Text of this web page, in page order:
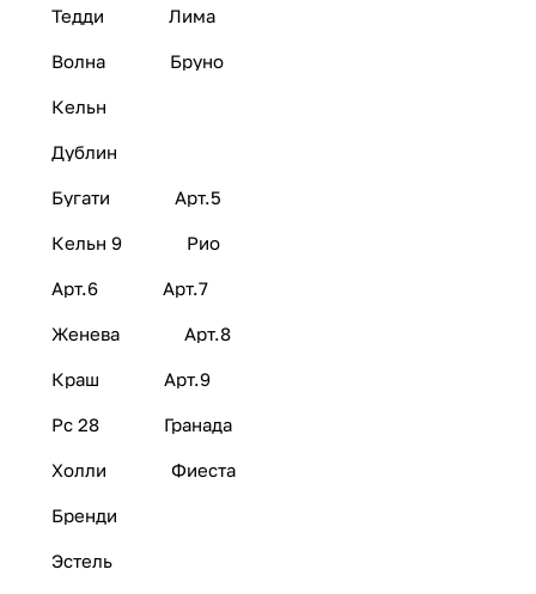
Тедди Лима
Волна Бруно
Кельн
Дублин
Бугати Арт.5
Кельн 9 Рио
Арт.6 Арт.7
Женева Арт.8
Краш Арт.9
Рс 28 Гранада
Холли Фиеста
Бренди
Эстель